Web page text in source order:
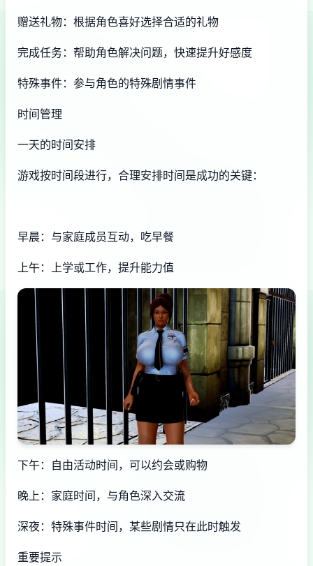
赠送礼物：根据角色喜好选择合适的礼物
完成任务：帮助角色解决问题，快速提升好感度
特殊事件：参与角色的特殊剧情事件
时间管理
一天的时间安排
游戏按时间段进行，合理安排时间是成功的关键：
早晨：与家庭成员互动，吃早餐
上午：上学或工作，提升能力值
下午：自由活动时间，可以约会或购物
晚上：家庭时间，与角色深入交流
深夜：特殊事件时间，某些剧情只在此时触发
重要提示